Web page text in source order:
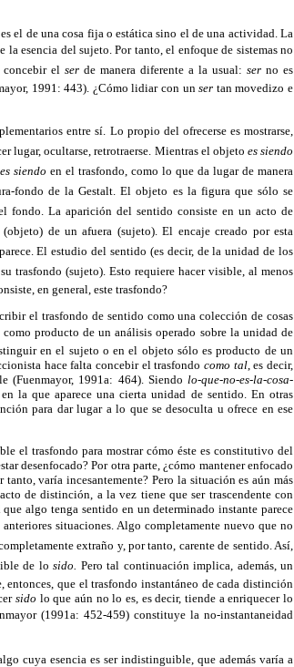
el de una cosa fija o estática sino el de una actividad. La
la esencia del sujeto. Por tanto, el enfoque de sistemas no
el  ser de manera diferente a la usual: ser no es
1991: 443). ¿Cómo lidiar con unser tan movedizo e
entre sí. Lo propio del ofrecerse es mostrarse,
lugar, ocultarse, retrotraerse. Mientras el objeto es siendo
es siendo en el trasfondo, como lo que da lugar de manera
de la Gestalt. El objeto es la figura que sólo se
La aparición del sentido consiste en un acto de
de un afuera (sujeto). El encaje creado por esta
El estudio del sentido (es decir, de la unidad de los
trasfondo (sujeto). Esto requiere hacer visible, al menos
en general, este trasfondo?
el trasfondo de sentido como una colección de cosas
como producto de un análisis operado sobre la unidad de
en el sujeto o en el objeto sólo es producto de un
hace falta concebir el trasfondocomo tal, es decir,
(Fuenmayor, 1991a: 464). Siendo lo-que-no-es-la-cosa-
la que aparece una cierta unidad de sentido. En otras
para dar lugar a lo que se desoculta u ofrece en ese
el trasfondo para mostrar cómo éste es constitutivo del
desenfocado? Por otra parte, ¿cómo mantener enfocado
varía incesantemente? Pero la situación es aún más
de distinción, a la vez tiene que ser trascendente con
algo tenga sentido en un determinado instante parece
situaciones. Algo completamente nuevo que no
extraño y, por tanto, carente de sentido. Así,
de losido. Pero tal continuación implica, además, un
entonces, que el trasfondo instantáneo de cada distinción
sido lo que aún no lo es, es decir, tiende a enriquecer lo
(1991a: 452-459) constituye la no-instantaneidad
cuya esencia es ser indistinguible, que además varía a